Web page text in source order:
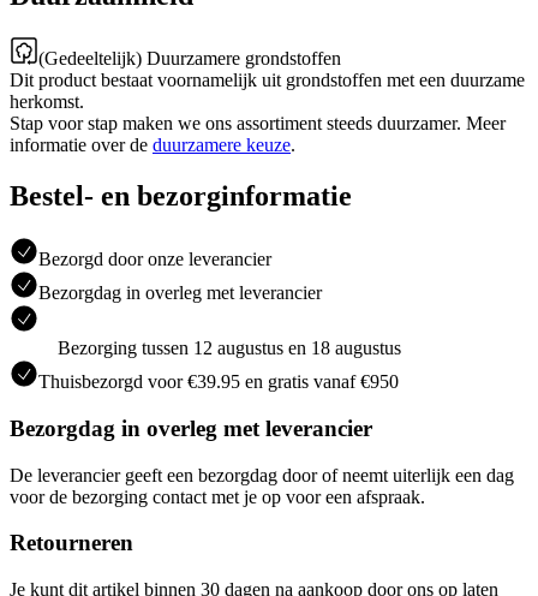
(Gedeeltelijk) Duurzamere grondstoffen
Dit product bestaat voornamelijk uit grondstoffen met een duurzame
herkomst.
Stap voor stap maken we ons assortiment steeds duurzamer. Meer
informatie over de duurzamere keuze.
Bestel- en bezorginformatie
Bezorgd door onze leverancier
Bezorgdag in overleg met leverancier
Bezorging tussen 12 augustus en 18 augustus
Thuisbezorgd voor €39.95 en gratis vanaf €950
Bezorgdag in overleg met leverancier
De leverancier geeft een bezorgdag door of neemt uiterlijk een dag
voor de bezorging contact met je op voor een afspraak.
Retourneren
Je kunt dit artikel binnen 30 dagen na aankoop door ons op laten